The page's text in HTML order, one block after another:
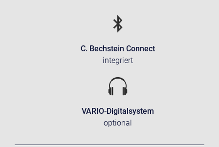
C. Bechstein Connect
integriert
VARIO-Digitalsystem
optional